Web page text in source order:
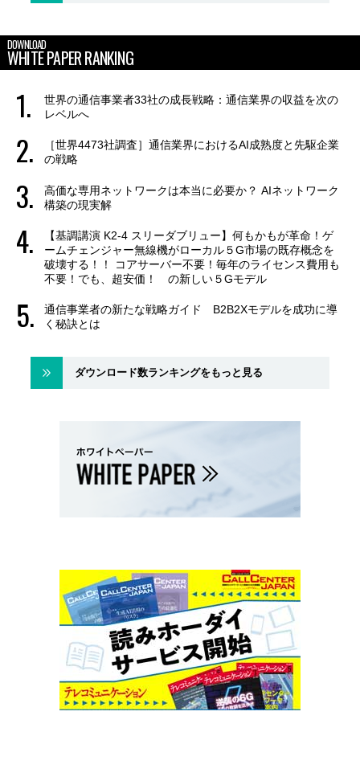
DOWNLOAD
WHITE PAPER RANKING
世界の通信事業者33社の成長戦略：通信業界の収益を次の
レベルへ
［世界4473社調査］通信業界におけるAI成熟度と先駆企業
の戦略
高価な専用ネットワークは本当に必要か？ AIネットワーク
構築の現実解
【基調講演 K2-4 スリーダブリュー】何もかもが革命！ゲ
ームチェンジャー無線機がローカル５G市場の既存概念を
破壊する！！ コアサーバー不要！毎年のライセンス費用も
不要！でも、超安価！ の新しい５Gモデル
通信事業者の新たな戦略ガイド B2B2Xモデルを成功に導
く秘訣とは
ダウンロード数ランキングをもっと見る